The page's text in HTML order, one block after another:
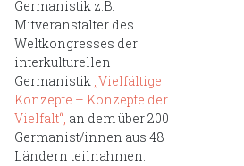
Germanistik z.B.
Mitveranstalter des
Weltkongresses der
interkulturellen
Germanistik „Vielfältige
Konzepte – Konzepte der
Vielfalt“, an dem über 200
Germanist/innen aus 48
Ländern teilnahmen.